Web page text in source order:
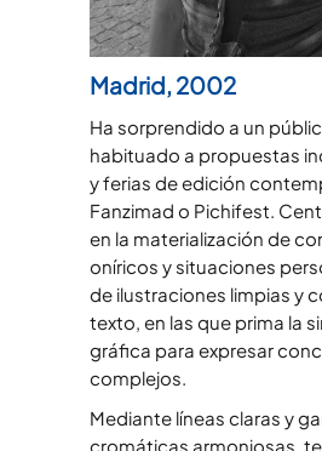
Madrid, 2002
Ha sorprendido a un
habituado a propuestas
y ferias de edición
Fanzimad o Pichifest.
en la materialización de
oníricos y situaciones
de ilustraciones limpias y
texto, en las que prima la
gráfica para expresar
complejos.
Mediante líneas claras y
cromáticas armoniosas,